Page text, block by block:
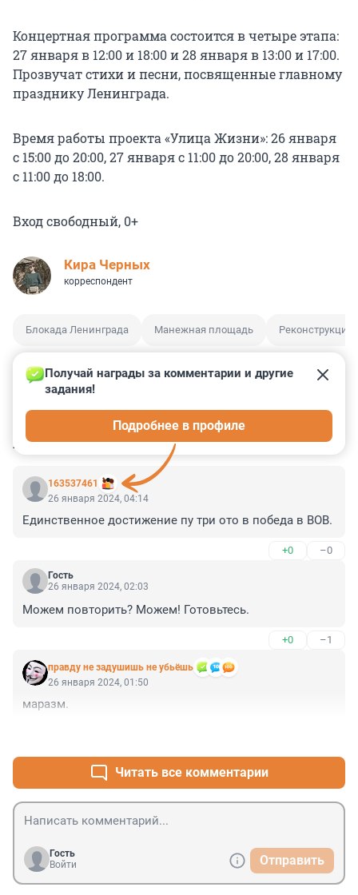
Концертная программа состоится в четыре этапа:
27 января в 12:00 и 18:00 и 28 января в 13:00 и 17:00.
Прозвучат стихи и песни, посвященные главному
празднику Ленинграда.
Время работы проекта «Улица Жизни»: 26 января
с 15:00 до 20:00, 27 января с 11:00 до 20:00, 28 января
с 11:00 до 18:00.
Вход свободный, 0+
Кира Черных
корреспондент
Блокада Ленинграда Манежная площадь Реконструкция
КОММЕНТАРИИ 6
163537461
Получай награды за комментарии и другие
задания!
Подробнее в профиле
26 января 2024, 04:14
Единственное достижение пу три ото в победа в ВОВ.
+0 –0
Гость
26 января 2024, 02:03
Можем повторить? Можем! Готовьтесь.
+0 –1
правду не задушишь не убьёшь
26 января 2024, 01:50
маразм.
Читать все комментарии
Гость
Войти
Отправить